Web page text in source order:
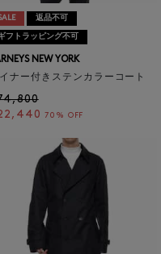
返品不可
フトラッピング不可
NEW YORK
ナー付きステンカラーコート
70% OFF